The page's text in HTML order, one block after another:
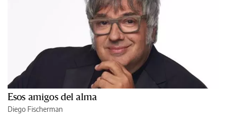
Esos amigos del alma
Diego Fischerman